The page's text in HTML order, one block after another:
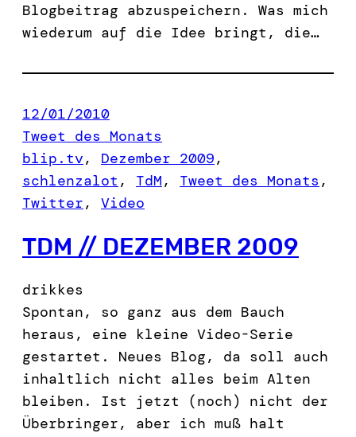
Blogbeitrag abzuspeichern. Was mich
wiederum auf die Idee bringt, die…
12/01/2010
Tweet des Monats
blip.tv, Dezember 2009
schlenzalot , TdM, Tweet des Monats
Twitter, Video
TDM // DEZEMBER 2009
drikkes
Spontan, so ganz aus dem Bauch
heraus, eine kleine Video-Serie
gestartet. Neues Blog, da soll auch
inhaltlich nicht alles beim Alten
bleiben. Ist jetzt (noch) nicht der
Überbringer, aber ich muß halt